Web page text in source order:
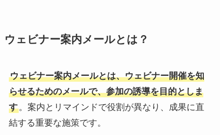
ウェビナー案内メールとは？
ウェビナー案内メールとは、ウェビナー開催を知
らせるためのメールで、参加の誘導を目的としま
す。案内とリマインドで役割が異なり、成果に直
結する重要な施策です。